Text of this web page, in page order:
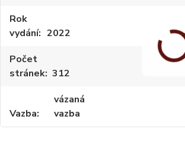
Rok
vydání
2022
Počet
stránek 312
Vazba
vázaná
vazba